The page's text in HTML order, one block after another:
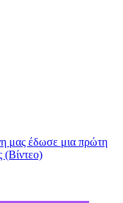
μας έδωσε μια πρώτη
(Βίντεο)